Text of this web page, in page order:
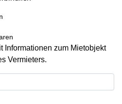
Informationen zum Mietobjekt
Vermieters.